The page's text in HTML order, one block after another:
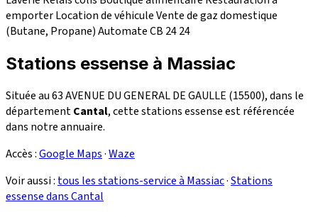
emporterLocation de véhiculeVente de gaz domestique
(Butane, Propane)Automate CB 2424
Stations essense à Massiac
Située au 63 AVENUE DU GENERAL DE GAULLE (15500), dans le
départementCantal, cette stations essense est référencée
dans notre annuaire.
Accès :Google Maps·Waze
Voir aussi : tous les stations-service à Massiac·Stations
essense dans Cantal